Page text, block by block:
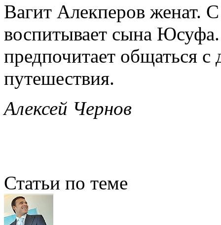
Вагит Алекперов женат.
воспитывает сына
предпочитает общаться
путешествия.
Алексей Чернов
Статьи по теме